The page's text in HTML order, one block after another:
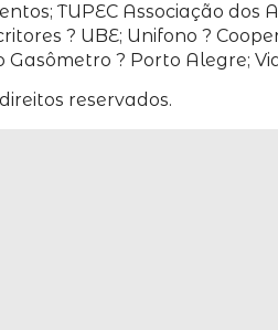
TUPEC Associação
? UBE; Unifono ?
? Porto Alegre;
direitos reservados.